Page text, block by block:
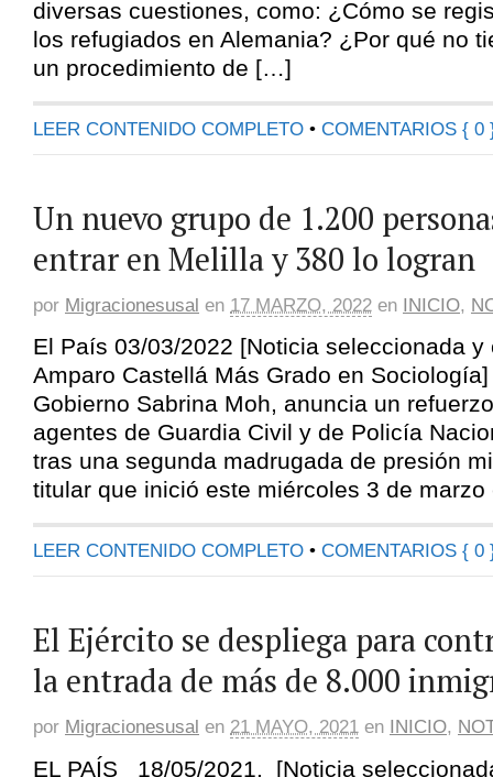
diversas cuestiones, como: ¿Cómo se
los refugiados en Alemania? ¿Por qué no
un procedimiento de […]
LEER CONTENIDO COMPLETO • COMENTARIOS { 0
Un nuevo grupo de 1.200
entrar en Melilla y 380 lo logran
por Migracionesusal en 17 MARZO, 2022 en INICIO,
El País 03/03/2022 [Noticia seleccionada y
Amparo Castellá Más Grado en
Gobierno Sabrina Moh, anuncia un
agentes de Guardia Civil y de Policía
tras una segunda madrugada de presión
titular que inició este miércoles 3 de
LEER CONTENIDO COMPLETO • COMENTARIOS { 0
El Ejército se despliega para
la entrada de más de 8.000
por Migracionesusal en 21 MAYO, 2021 en INICIO,
EL PAÍS 18/05/2021. [Noticia